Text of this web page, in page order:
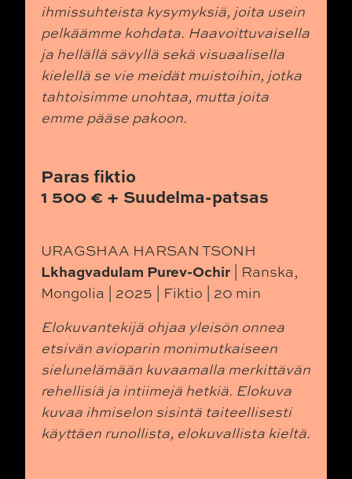
ihmissuhteista kysymyksiä, joita usein
pelkäämme kohdata. Haavoittuvaisella
ja hellällä sävyllä sekä visuaalisella
kielellä se vie meidät muistoihin, jotka
tahtoisimme unohtaa, mutta joita
emme pääse pakoon.
Paras fiktio
1 500 € + Suudelma-patsas
URAGSHAA HARSAN TSONH
Lkhagvadulam Purev-Ochir| Ranska,
Mongolia | 2025 | Fiktio | 20 min
Elokuvantekijä ohjaa yleisön onnea
etsivän avioparin monimutkaiseen
sielunelämään kuvaamalla merkittävän
rehellisiä ja intiimejä hetkiä. Elokuva
kuvaa ihmiselon sisintä taiteellisesti
käyttäen runollista, elokuvallista kieltä.